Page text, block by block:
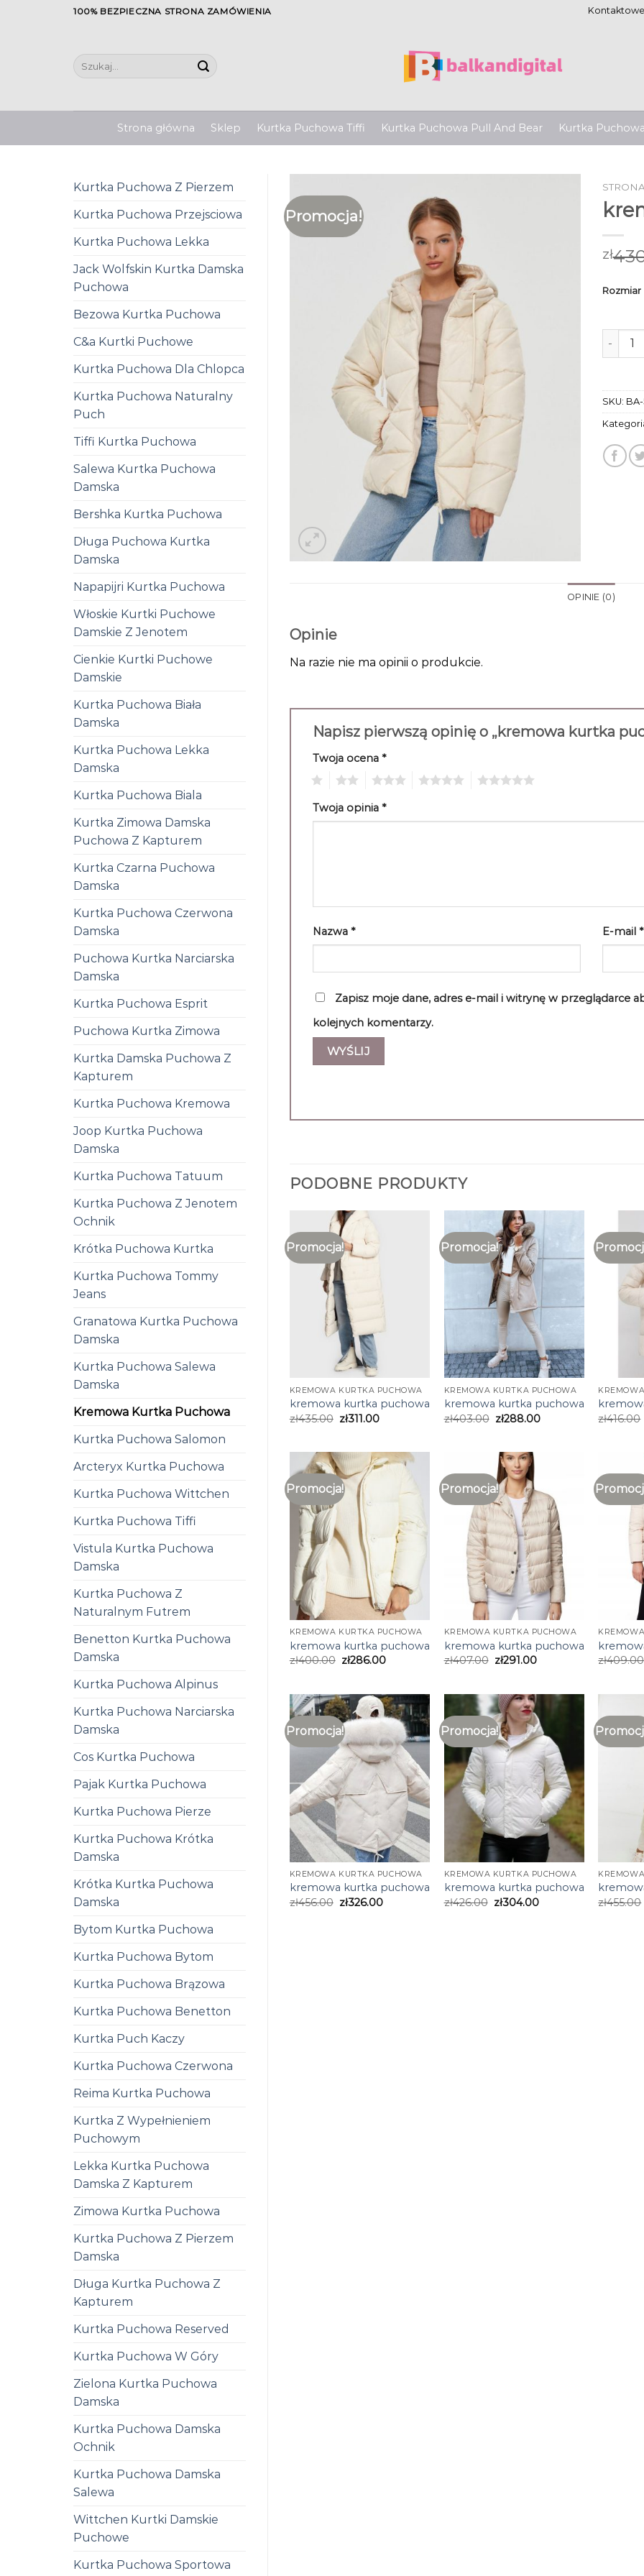
100% BEZPIECZNA STRONA ZAMÓWIENIA Kontaktowe
Szukaj:
Strona główna Sklep Kurtka Puchowa Tiffi Kurtka Puchowa Pull And Bear Kurtka
Kurtka Puchowa Z Pierzem
Kurtka Puchowa Przejsciowa
Kurtka Puchowa Lekka
Jack Wolfskin Kurtka Damska
Puchowa
Bezowa Kurtka Puchowa
C&a Kurtki Puchowe
Kurtka Puchowa Dla Chlopca
Kurtka Puchowa Naturalny
Puch
Tiffi Kurtka Puchowa
Salewa Kurtka Puchowa
Damska
Bershka Kurtka Puchowa
Długa Puchowa Kurtka
Damska
Napapijri Kurtka Puchowa
Włoskie Kurtki Puchowe
Damskie Z Jenotem
Cienkie Kurtki Puchowe
Damskie
Kurtka Puchowa Biała
Damska
Kurtka Puchowa Lekka
Damska
Kurtka Puchowa Biala
Kurtka Zimowa Damska
Puchowa Z Kapturem
Kurtka Czarna Puchowa
Damska
Kurtka Puchowa Czerwona
Damska
Puchowa Kurtka Narciarska
Damska
Kurtka Puchowa Esprit
Puchowa Kurtka Zimowa
Kurtka Damska Puchowa Z
Kapturem
Kurtka Puchowa Kremowa
Joop Kurtka Puchowa
Damska
Kurtka Puchowa Tatuum
Kurtka Puchowa Z Jenotem
Ochnik
Krótka Puchowa Kurtka
Kurtka Puchowa Tommy
Jeans
Granatowa Kurtka Puchowa
Damska
Kurtka Puchowa Salewa
Damska
Kremowa Kurtka Puchowa
Kurtka Puchowa Salomon
Arcteryx Kurtka Puchowa
Kurtka Puchowa Wittchen
Kurtka Puchowa Tiffi
Vistula Kurtka Puchowa
Damska
Kurtka Puchowa Z
Naturalnym Futrem
Benetton Kurtka Puchowa
Damska
Kurtka Puchowa Alpinus
Kurtka Puchowa Narciarska
Damska
Cos Kurtka Puchowa
Pajak Kurtka Puchowa
Kurtka Puchowa Pierze
Kurtka Puchowa Krótka
Damska
Krótka Kurtka Puchowa
Damska
Bytom Kurtka Puchowa
Kurtka Puchowa Bytom
Kurtka Puchowa Brązowa
Kurtka Puchowa Benetton
Kurtka Puch Kaczy
Kurtka Puchowa Czerwona
Reima Kurtka Puchowa
Kurtka Z Wypełnieniem
Puchowym
Lekka Kurtka Puchowa
Damska Z Kapturem
Zimowa Kurtka Puchowa
Kurtka Puchowa Z Pierzem
Damska
Długa Kurtka Puchowa Z
Kapturem
Kurtka Puchowa Reserved
Kurtka Puchowa W Góry
Zielona Kurtka Puchowa
Damska
Kurtka Puchowa Damska
Ochnik
Kurtka Puchowa Damska
Salewa
Wittchen Kurtki Damskie
Puchowe
Kurtka Puchowa Sportowa
Promocja!
zł
Rozmiar
ilość
SKU:
OPINIE (0)
Opinie
Na razie nie ma opinii o produkcie.
Napisz pierwszą opinię o „kremowa kurtka
Twoja ocena *
Twoja opinia *
Nazwa * E-mail *
Zapisz moje dane, adres e-mail i witrynę w przeglądarce
kolejnych komentarzy.
PODOBNE PRODUKTY
Promocja!
KREMOWA KURTKA PUCHOWA
kremowa kurtka puchowa
zł435.00 zł311.00
Promocja!
KREMOWA KURTKA PUCHOWA
kremowa kurtka puchowa
zł403.00 zł288.00
zł416.00
Promocja!
KREMOWA KURTKA PUCHOWA
kremowa kurtka puchowa
zł400.00 zł286.00
Promocja!
KREMOWA KURTKA PUCHOWA
kremowa kurtka puchowa
zł407.00 zł291.00
zł409.00
Promocja!
KREMOWA KURTKA PUCHOWA
kremowa kurtka puchowa
zł456.00 zł326.00
Promocja!
KREMOWA KURTKA PUCHOWA
kremowa kurtka puchowa
zł426.00 zł304.00
zł455.00